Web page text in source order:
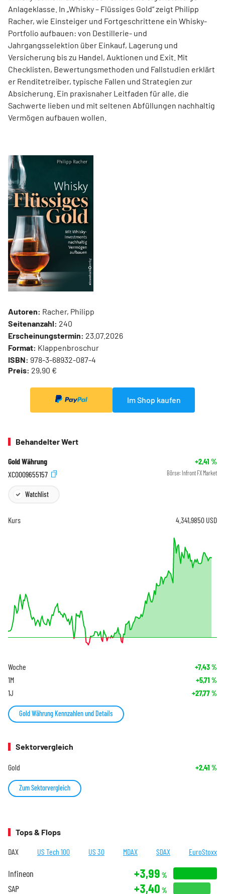
Anlageklasse. In „Whisky – Flüssiges Gold“ zeigt Philipp
Racher, wie Einsteiger und Fortgeschrittene ein Whisky-
Portfolio aufbauen: von Destillerie- und
Jahrgangsselektion über Einkauf, Lagerung und
Versicherung bis zu Handel, Auktionen und Exit. Mit
Checklisten, Bewertungsmethoden und Fallstudien erklärt
er Renditetreiber, typische Fallen und Strategien zur
Absicherung. Ein praxisnaher Leitfaden für alle, die
Sachwerte lieben und mit seltenen Abfüllungen nachhaltig
Vermögen aufbauen wollen.
Autoren: Racher, Philipp
Seitenanzahl: 240
Erscheinungstermin: 23.07.2026
Format: Klappenbroschur
ISBN: 978-3-68932-087-4
Preis: 29,90 €
Im Shop kaufen
Behandelter Wert
Gold Währung +2,41 %
XC0009655157
Börse: Infront FX Market
Watchlist
Kurs 4.341,9850 USD
Woche +7,43%
1M +5,71 %
1J +27,77%
Gold Währung Kennzahlen und Details
Sektorvergleich
Gold +2,41 %
Zum Sektorvergleich
Tops & Flops
DAX US Tech 100 US 30 MDAX SDAX EuroStoxx
Infineon +3,99 %
SAP +3,40 %